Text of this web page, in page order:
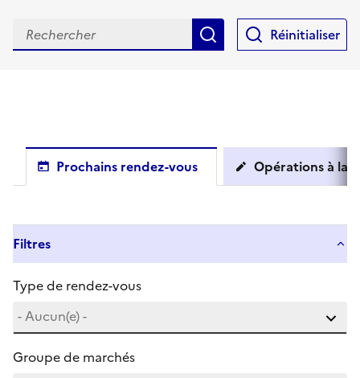
RechercherRéinitialiser
Prochains rendez-vous Opérations à la
Filtres
Type de rendez-vous
Groupe de marchés